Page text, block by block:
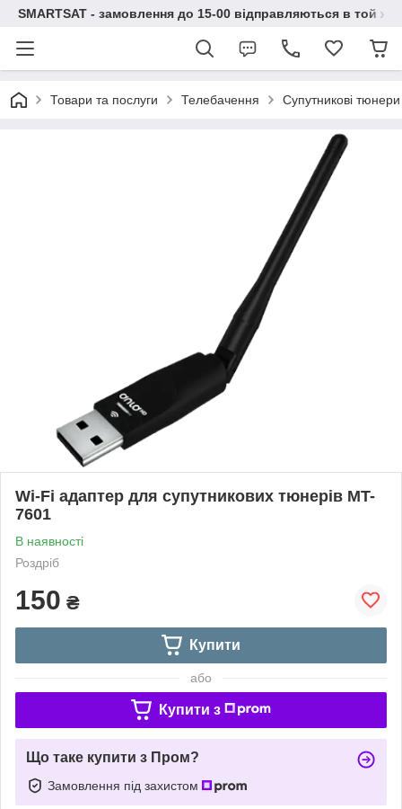
SMARTSAT - замовлення до 15-00 відправляються в той же
Товари та послуги Телебачення Супутникові тюнери
Wi-Fi адаптер для супутникових тюнерів MT-
7601
В наявності
Роздріб
150 ₴
Купити
або
Купити з
Що таке купити з Пром?
Замовлення під захистом